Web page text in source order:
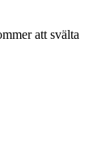
att svälta